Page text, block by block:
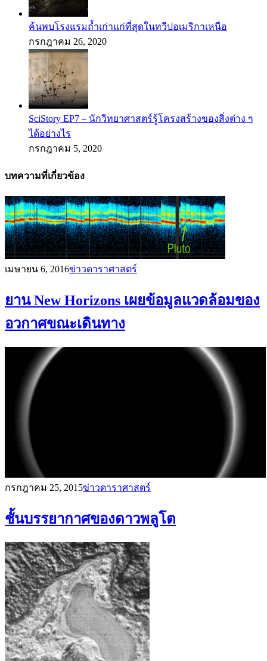
ค้นพบโรงแรมถ้ำเก่าแก่ที่สุดในทวีปอเมริกาเหนือ
กรกฎาคม 26, 2020
SciStory EP7 – นักวิทยาศาสตร์รู้โครงสร้างของสิ่งต่าง ๆ
ได้อย่างไร
กรกฎาคม 5, 2020
บทความที่เกี่ยวข้อง
เมษายน 6, 2016ข่าวดาราศาสตร์
ยาน New Horizons เผยข้อมูลแวดล้อมของ
อวกาศขณะเดินทาง
กรกฎาคม 25, 2015ข่าวดาราศาสตร์
ชั้นบรรยากาศของดาวพลูโต